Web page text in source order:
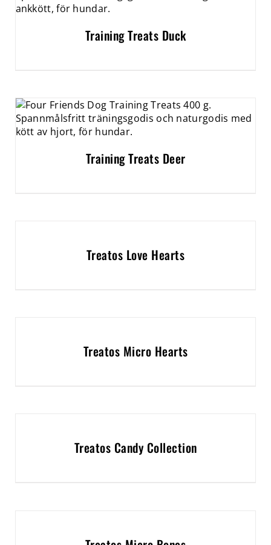
Training Treats Duck
Training Treats Deer
Treatos Love Hearts
Treatos Micro Hearts
Treatos Candy Collection